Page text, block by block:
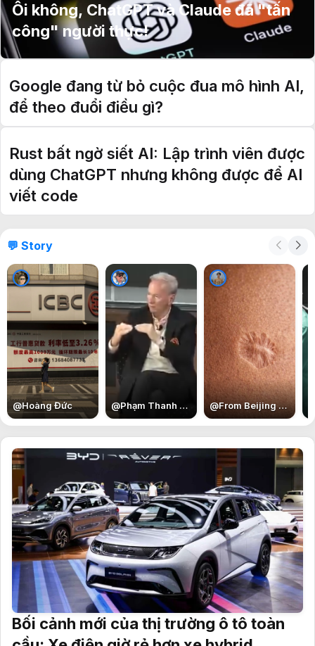
Ôi không, ChatGPT và Claude đã "tấn
công" người thực!
Google đang từ bỏ cuộc đua mô hình AI,
để theo đuổi điều gì?
Rust bất ngờ siết AI: Lập trình viên được
dùng ChatGPT nhưng không được để AI
viết code
💬 Story
@Hoàng Đức @Phạm Thanh Bình @From Beijing with Love
Bối cảnh mới của thị trường ô tô toàn